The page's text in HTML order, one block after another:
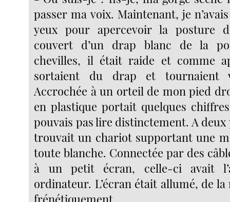
passer ma voix. Maintenant, je
yeux pour apercevoir la posture
couvert d’un drap blanc de la
chevilles, il était raide et comme
sortaient du drap et tournaient
Accrochée à un orteil de mon pied
en plastique portait quelques
pouvais pas lire distinctement. A deux
trouvait un chariot supportant une
toute blanche. Connectée par des
à un petit écran, celle-ci avait
ordinateur. L’écran était allumé, de